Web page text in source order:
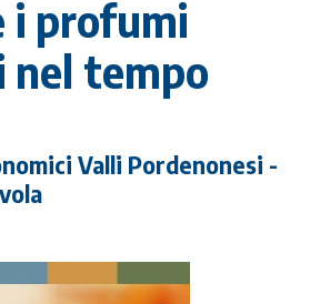
i profumi
nel tempo
Valli Pordenonesi -